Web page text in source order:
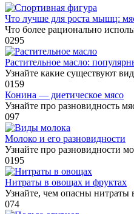
Что лучше для роста мышц:
Что более рационально
0295
Растительное масло:
Узнайте какие существуют
0159
Конина — диетическое мясо
Узнайте про разновидность
097
Молоко и его разновидности
Узнайте про разновидности
0195
Нитраты в овощах и фруктах
Узнайте, чем опасны нитраты
074